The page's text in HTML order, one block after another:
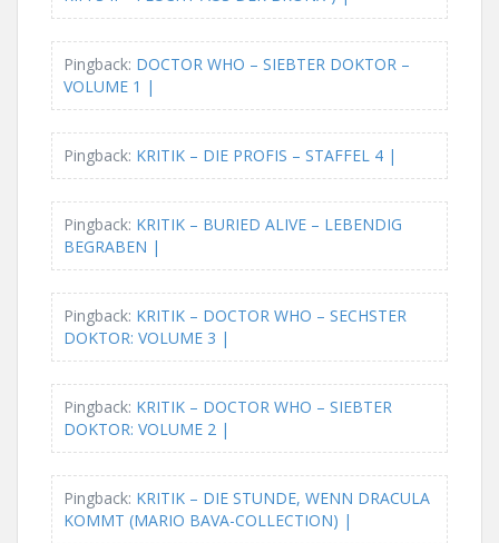
Pingback: DOCTOR WHO – SIEBTER DOKTOR –
VOLUME 1 |
Pingback: KRITIK – DIE PROFIS – STAFFEL 4 |
Pingback: KRITIK – BURIED ALIVE – LEBENDIG
BEGRABEN |
Pingback: KRITIK – DOCTOR WHO – SECHSTER
DOKTOR: VOLUME 3 |
Pingback: KRITIK – DOCTOR WHO – SIEBTER
DOKTOR: VOLUME 2 |
Pingback: KRITIK – DIE STUNDE, WENN DRACULA
KOMMT (MARIO BAVA-COLLECTION) |